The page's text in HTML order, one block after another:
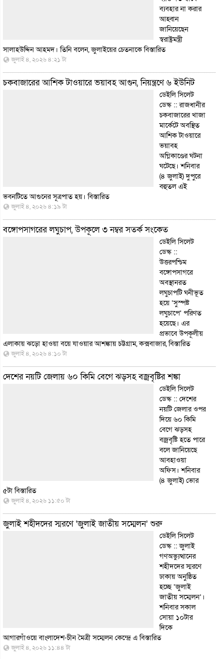
ব্যবহার না করার
আহ্বান
জানিয়েছেন
স্বরাষ্ট্রমন্ত্রী
সালাহউদ্দিন আহমদ। তিনি বলেন, জুলাইয়ের চেতনাকেবিস্তারিত
জুলাই ৪, ২০২৬ ৪:২১ টা
চকবাজারের আশিক টাওয়ারে ভয়াবহ আগুন, নিয়ন্ত্রণে ৬ ইউনিট
ডেইলি সিলেট
ডেস্ক :: রাজধানীর
চকবাজারের খাজা
মার্কেটে অবস্থিত
আশিক টাওয়ারে
ভয়াবহ
অগ্নিকাণ্ডের ঘটনা
ঘটেছে। শনিবার
(৪ জুলাই) দুপুরে
বহুতল এই
ভবনটিতে আগুনের সূত্রপাত হয়।বিস্তারিত
জুলাই ৪, ২০২৬ ৪:১৯ টা
বঙ্গোপসাগরের লঘুচাপ, উপকূলে ৩ নম্বর সতর্ক সংকেত
ডেইলি সিলেট
ডেস্ক ::
উত্তরপশ্চিম
বঙ্গোপসাগরে
অবস্থানরত
লঘুচাপটি ঘনীভূত
হয়ে ‘সুস্পষ্ট
লঘুচাপে’ পরিণত
হয়েছে। এর
প্রভাবে উপকূলীয়
এলাকায় ঝড়ো হাওয়া বয়ে যাওয়ার আশঙ্কায় চট্টগ্রাম, কক্সবাজার,বিস্তারিত
জুলাই ৪, ২০২৬ ৪:১০ টা
দেশের নয়টি জেলায় ৬০ কিমি বেগে ঝড়সহ বজ্রবৃষ্টির শঙ্কা
ডেইলি সিলেট
ডেস্ক :: দেশের
নয়টি জেলার ওপর
দিয়ে ৬০ কিমি
বেগে ঝড়সহ
বজ্রবৃষ্টি হতে পারে
বলে জানিয়েছে
আবহাওয়া
অফিস। শনিবার
(৪ জুলাই) ভোর
৫টাবিস্তারিত
জুলাই ৪, ২০২৬ ১১:৫০ টা
জুলাই শহীদদের স্মরণে ‘জুলাই জাতীয় সম্মেলন’ শুরু
ডেইলি সিলেট
ডেস্ক :: জুলাই
গণঅভ্যুত্থানের
শহীদদের স্মরণে
ঢাকায় অনুষ্ঠিত
হচ্ছে ‘জুলাই
জাতীয় সম্মেলন’।
শনিবার সকাল
সোয়া ১০টার
দিকে
আগারগাঁওয়ে বাংলাদেশ-চীন মৈত্রী সম্মেলন কেন্দ্রে এবিস্তারিত
জুলাই ৪, ২০২৬ ১১:৪৪ টা